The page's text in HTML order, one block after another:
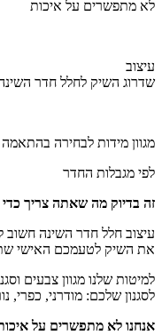
לא מתפשרים על איכות
עיצוב
שדרוג השיק לחלל חדר
מגוון מידות לבחירה
לפי מגבלות החדר
זה בדיוק מה שאתה צריך
עיצוב חלל חדר השינה חשוב
את השיק לטעמכם האישי
למיטות שלנו מגוון צבעים
לסגנון שלכם: מודרני, כפרי,
אנחנו לא מתפשרים על